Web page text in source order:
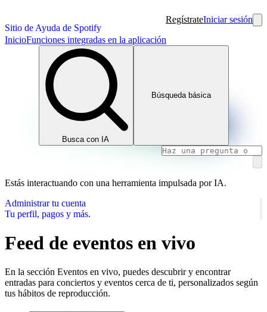
Sitio de Ayuda de Spotify
RegístrateIniciar sesión
InicioFunciones integradas en la aplicación
Busca con IA
Búsqueda básica
Estás interactuando con una herramienta impulsada por IA.
Administrar tu cuenta
Tu perfil, pagos y más.
Feed de eventos en vivo
En la sección Eventos en vivo, puedes descubrir y encontrar
entradas para conciertos y eventos cerca de ti, personalizados según
tus hábitos de reproducción.